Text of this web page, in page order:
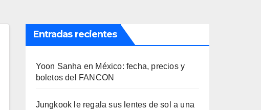
Entradas recientes
Yoon Sanha en México: fecha, precios y
boletos del FANCON
Jungkook le regala sus lentes de sol a una